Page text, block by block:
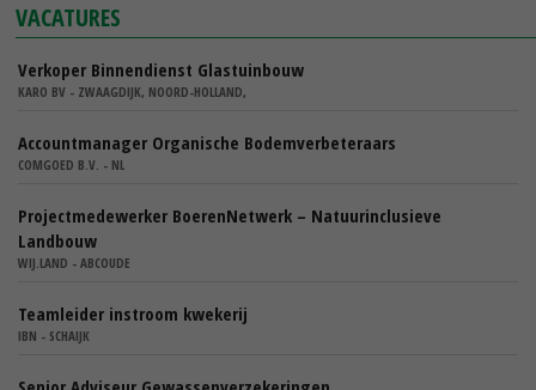
VACATURES
Verkoper Binnendienst Glastuinbouw
KARO BV - ZWAAGDIJK, NOORD-HOLLAND,
Accountmanager Organische Bodemverbeteraars
COMGOED B.V. - NL
Projectmedewerker BoerenNetwerk – Natuurinclusieve
Landbouw
WIJ.LAND - ABCOUDE
Teamleider instroom kwekerij
IBN - SCHAIJK